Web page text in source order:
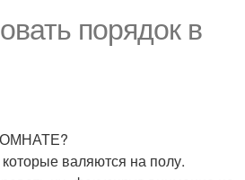
порядок в
валяются на полу.